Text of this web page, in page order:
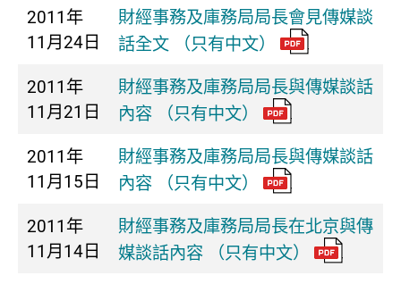
2011年
11月24日
財經事務及庫務局局長會見傳媒談
話全文 （只有中文）
2011年
11月21日
財經事務及庫務局局長與傳媒談話
內容 （只有中文）
2011年
11月15日
財經事務及庫務局局長與傳媒談話
內容 （只有中文）
2011年
11月14日
財經事務及庫務局局長在北京與傳
媒談話內容 （只有中文）